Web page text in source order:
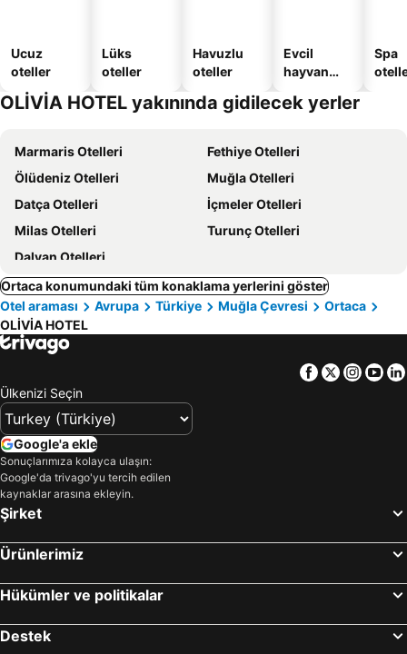
Ucuz
oteller
Lüks
oteller
Havuzlu
oteller
Evcil
hayvan
oteller
Spa
OLİVİA HOTEL yakınında gidilecek yerler
Marmaris Otelleri
Fethiye Otelleri
Ölüdeniz Otelleri
Muğla Otelleri
Datça Otelleri
İçmeler Otelleri
Milas Otelleri
Turunç Otelleri
Dalyan Otelleri
Ortaca konumundaki tüm konaklama yerlerini göster
Otel araması
Avrupa Türkiye Muğla Çevresi
Ortaca
OLİVİA HOTEL
Facebook
Twitter
Ülkenizi Seçin
Google'a ekle
Sonuçlarımıza kolayca ulaşın:
Google'da trivago'yu tercih edilen
kaynaklar arasına ekleyin.
Şirket
Ürünlerimiz
Hükümler ve politikalar
Destek